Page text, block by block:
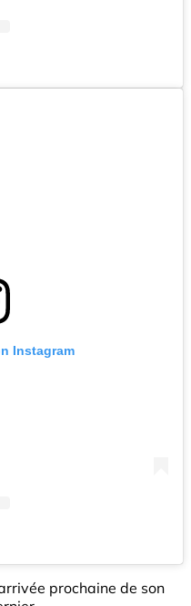
Instagram
prochaine de son